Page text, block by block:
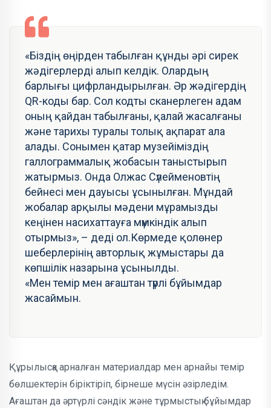
«Біздің өңірден табылған құнды әрі сирек
жәдігерлерді алып келдік. Олардың
барлығы цифрландырылған. Әр жәдігердің
QR-коды бар. Сол кодты сканерлеген адам
оның қайдан табылғаны, қалай жасалғаны
және тарихы туралы толық ақпарат ала
алады. Сонымен қатар музейіміздің
галлограммалық жобасын таныстырып
жатырмыз. Онда Олжас Сүлейменовтің
бейнесі мен дауысы ұсынылған. Мұндай
жобалар арқылы мәдени мұрамызды
кеңінен насихаттауға мүмкіндік алып
отырмыз», – деді ол.Көрмеде қолөнер
шеберлерінің авторлық жұмыстары да
көпшілік назарына ұсынылды.
«Мен темір мен ағаштан түрлі бұйымдар
жасаймын.
Құрылысқа арналған материалдар мен арнайы темір
бөлшектерін біріктіріп, бірнеше мүсін әзірледім.
Ағаштан да әртүрлі сәндік және тұрмыстық бұйымдар